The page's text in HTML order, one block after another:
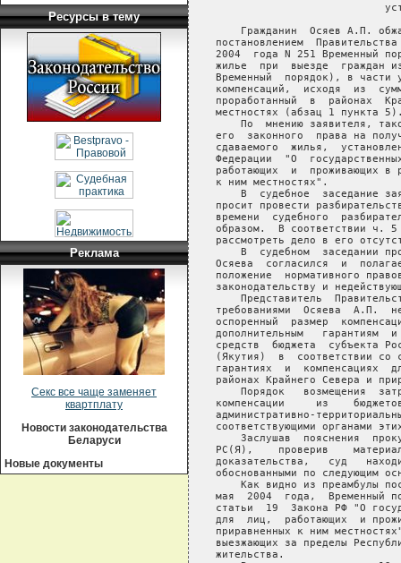
Ресурсы в тему
Реклама
Секс все чаще заменяет
квартплату
Новости законодательства
Беларуси
Новые документы
Гражданин  Осяев А.П.
постановлением
2004  года N 251 Временный
жилье  при  выезде  граждан
Временный  порядок), в части
компенсаций,  исходя  из
проработанный  в  районах
местностях (абзац 1 пункта
По  мнению заявителя,
его  законного  права на
сдаваемого  жилья,
Федерации  "О
работающих  и  проживающих в
   к ним местностях".
В  судебное  заседание
просит провести
времени  судебного
образом.  В соответствии ч.
рассмотреть дело в его
В  судебном  заседании
Осяева  согласился  и
положение  нормативного
законодательству и
Представитель
требованиями  Осяева  А.П.
оспоренный  размер
дополнительным   гарантиям
средств  бюджета  субъекта
(Якутия)  в  соответствии со
гарантиях  и  компенсациях
районах Крайнего Севера и
Порядок   возмещения
компенсации     из
административно-
соответствующими органами
Заслушав  пояснения
РС(Я),    проверив
доказательства,   суд
обоснованными по следующим
Как видно из преамбулы
мая  2004  года,  Временный
статьи  19  Закона РФ "О
для  лиц,  работающих  и
приравненных к ним
выезжающих за пределы
   жительства.